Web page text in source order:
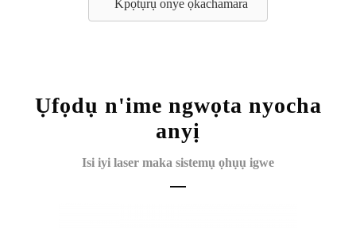
Kpọtụrụ onye ọkachamara
Ụfọdụ n'ime ngwọta nyocha
anyị
Isi iyi laser maka sistemụ ọhụụ igwe